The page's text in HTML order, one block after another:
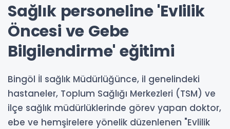
Sağlık personeline 'Evlilik
Öncesi ve Gebe
Bilgilendirme' eğitimi
Bingöl İl sağlık Müdürlüğünce, il genelindeki
hastaneler, Toplum Sağlığı Merkezleri (TSM) ve
ilçe sağlık müdürlüklerinde görev yapan doktor,
ebe ve hemşirelere yönelik düzenlenen "Evlilik